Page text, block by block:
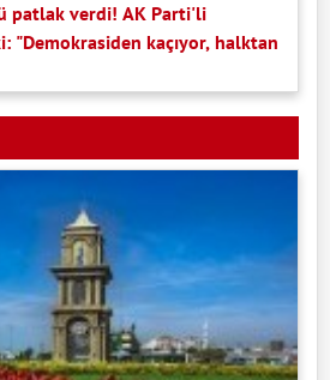
patlak verdi! AK Parti'li
"Demokrasiden kaçıyor, halktan